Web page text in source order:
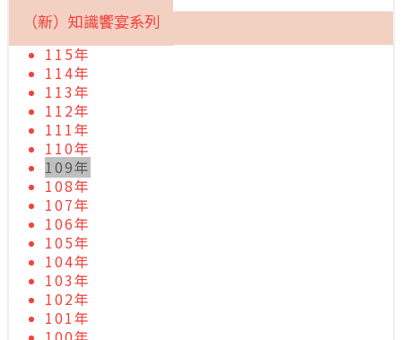
（新）知識饗宴系列
115年
114年
113年
112年
111年
110年
109年
108年
107年
106年
105年
104年
103年
102年
101年